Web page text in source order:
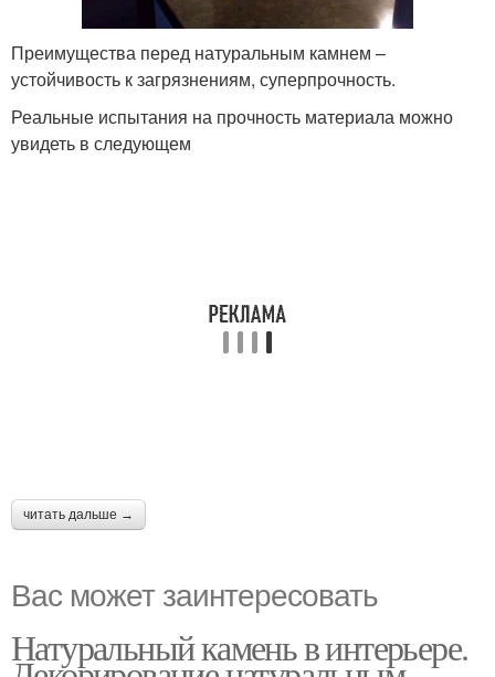
Преимущества перед натуральным камнем –
устойчивость к загрязнениям, суперпрочность.
Реальные испытания на прочность материала можно
увидеть в следующем
читать дальше →
Вас может заинтересовать
Натуральный камень в интерьере.